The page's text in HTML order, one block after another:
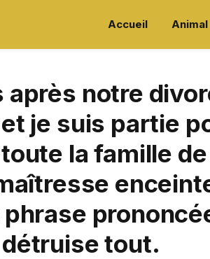
Accueil Animal
notre
je suis partie
la famille
phrase
tout.